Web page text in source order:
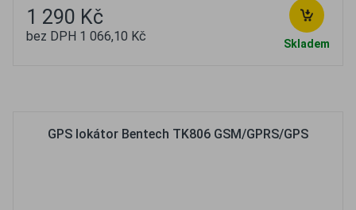
1 290 Kč
bez DPH 1 066,10 Kč Skladem
GPS lokátor Bentech TK806 GSM/GPRS/GPS